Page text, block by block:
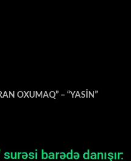
OXUMAQ” – “YASİN”